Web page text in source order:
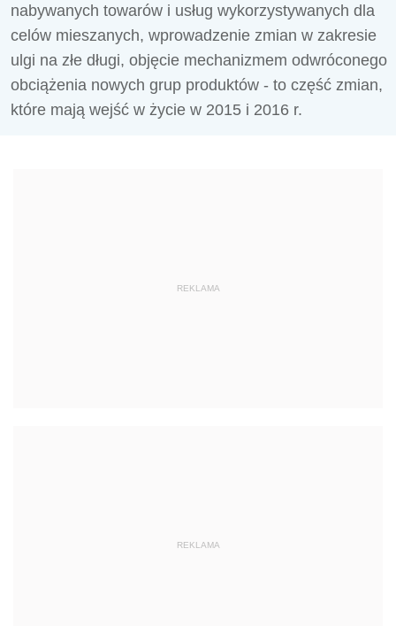
nabywanych towarów i usług wykorzystywanych dla
celów mieszanych, wprowadzenie zmian w zakresie
ulgi na złe długi, objęcie mechanizmem odwróconego
obciążenia nowych grup produktów - to część zmian,
które mają wejść w życie w 2015 i 2016 r.
REKLAMA
REKLAMA